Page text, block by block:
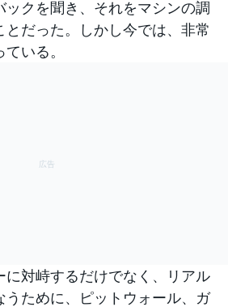
ックを聞き、それをマシンの調
だった。しかし今では、非常
いる。
対峙するだけでなく、リアル
うために、ピットウォール、ガ